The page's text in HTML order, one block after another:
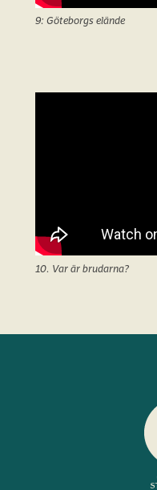
9: Göteborgs elände
10. Var är brudarna?